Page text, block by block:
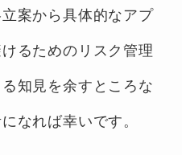
案から具体的なアプ
るためのリスク管理
知見を余すところな
なれば幸いです。